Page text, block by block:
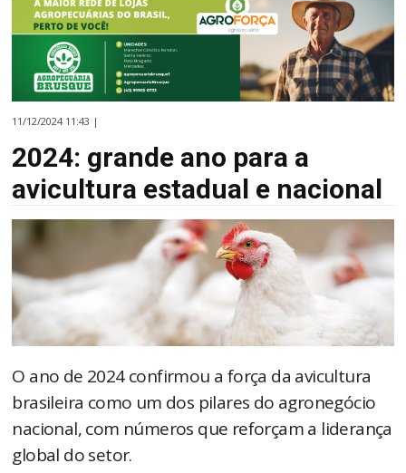
11/12/2024 11:43 |
2024: grande ano para a
avicultura estadual e nacional
O ano de 2024 confirmou a força da avicultura
brasileira como um dos pilares do agronegócio
nacional, com números que reforçam a liderança
global do setor.